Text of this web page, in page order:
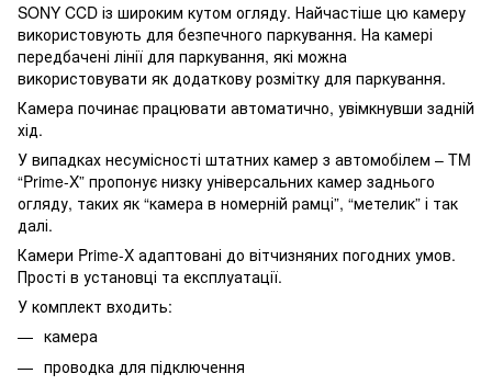
SONY CCD із широким кутом огляду. Найчастіше цю камеру
використовують для безпечного паркування. На камері
передбачені лінії для паркування, які можна
використовувати як додаткову розмітку для паркування.
Камера починає працювати автоматично, увімкнувши задній
хід.
У випадках несумісності штатних камер з автомобілем – TM
“Prime-X” пропонує низку універсальних камер заднього
огляду, таких як “камера в номерній рамці”, “метелик” і так
далі.
Камери Prime-X адаптовані до вітчизняних погодних умов.
Прості в установці та експлуатації.
У комплект входить:
камера
проводка для підключення